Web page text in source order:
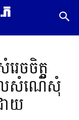
េចចិត្ត
លសំណើសុំ
យ